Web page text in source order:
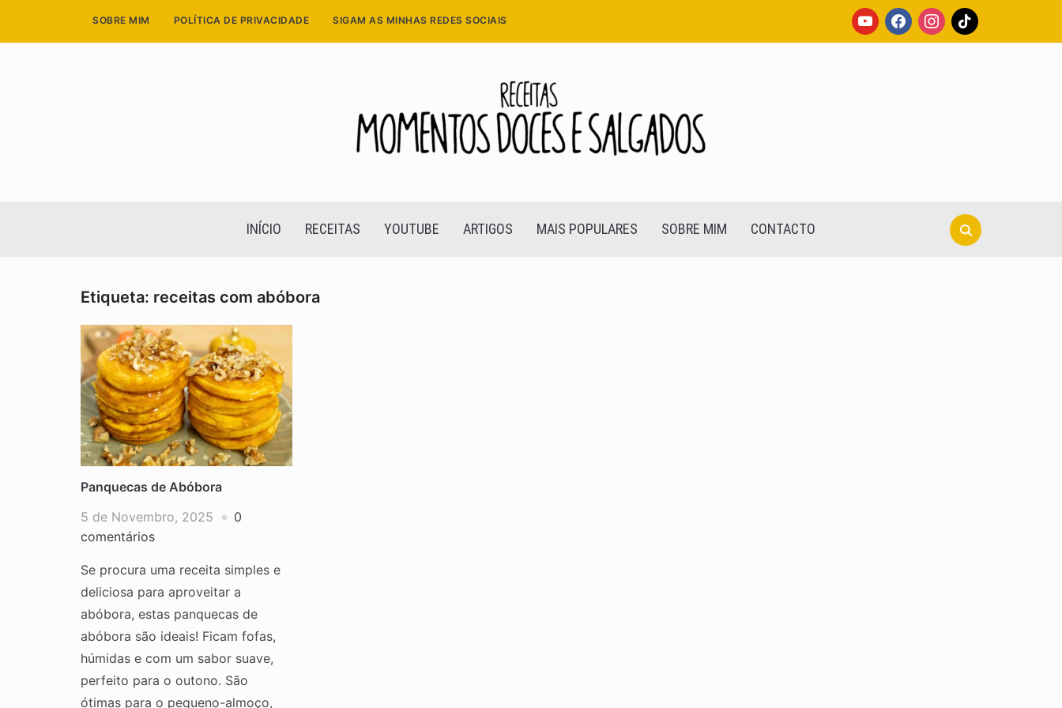
youtubefacebookinstagram
tiktok
SOBRE MIM POLÍTICA DE PRIVACIDADE SIGAM AS MINHAS REDES SOCIAIS
Search
for:
INÍCIO RECEITAS YOUTUBE ARTIGOS MAIS POPULARES SOBRE MIM CONTACTO
Etiqueta: receitas com abóbora
Panquecas de Abóbora
5 de Novembro, 2025
0
comentários
Se procura uma receita simples e
deliciosa para aproveitar a
abóbora, estas panquecas de
abóbora são ideais! Ficam fofas,
húmidas e com um sabor suave,
perfeito para o outono. São
ótimas para o pequeno-almoço,